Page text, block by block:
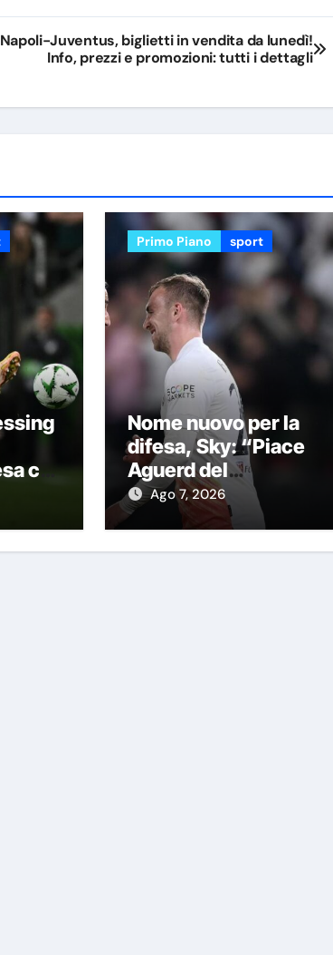
Napoli-Juventus, biglietti in vendita da lunedì!
Info, prezzi e promozioni: tutti i dettagli
col
Primo Piano sport
Nome nuovo per la
difesa, Sky: “Piace
Aguerd del
Marsiglia”
Ago 7, 2026